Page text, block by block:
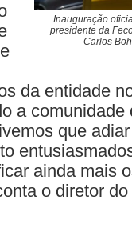
Inauguração
presidente da
Carlos
da entidade
a
que
ainda mais
o diretor